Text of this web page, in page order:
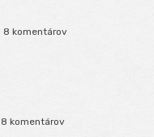
8 komentárov
8 komentárov